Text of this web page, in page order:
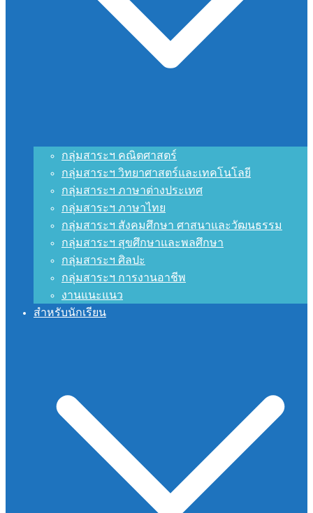
กลุ่มสาระฯ คณิตศาสตร์
กลุ่มสาระฯ วิทยาศาสตร์และเทคโนโลยี
กลุ่มสาระฯ ภาษาต่างประเทศ
กลุ่มสาระฯ ภาษาไทย
กลุ่มสาระฯ สังคมศึกษา ศาสนาและวัฒนธรรม
กลุ่มสาระฯ สุขศึกษาและพลศึกษา
กลุ่มสาระฯ ศิลปะ
กลุ่มสาระฯ การงานอาชีพ
งานแนะแนว
สำหรับนักเรียน